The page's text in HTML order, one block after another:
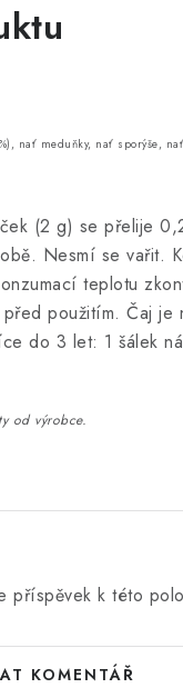
nať meduňky, nať sporýše,
(2 g) se přelije
Nesmí se vařit.
teplotu
použitím. Čaj je
do 3 let: 1 šálek
od výrobce.
příspěvek k této
KOMENTÁŘ